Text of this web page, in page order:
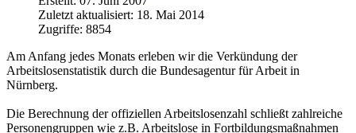
Zuletzt aktualisiert: 18. Mai 2014
Zugriffe: 8854
Am Anfang jedes Monats erleben wir die Verkündung der
Arbeitslosenstatistik durch die Bundesagentur für Arbeit in
Nürnberg.
Die Berechnung der offiziellen Arbeitslosenzahl schließt zahlreiche
Personengruppen wie z.B. Arbeitslose in Fortbildungsmaßnahmen